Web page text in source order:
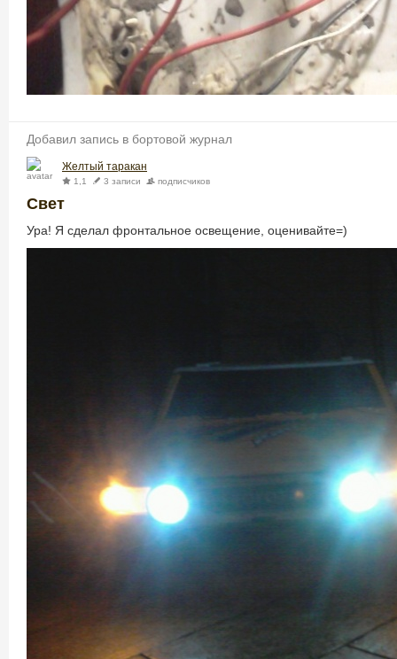
Добавил запись в бортовой журнал
Желтый таракан
1,1 3 записи подписчиков
Свет
Ура! Я сделал фронтальное освещение, оценивайте=)